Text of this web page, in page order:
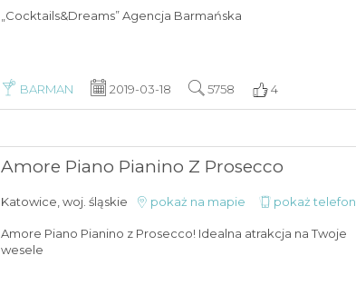
„Cocktails&Dreams” Agencja Barmańska
BARMAN 2019-03-18 5758 4
Amore Piano Pianino Z Prosecco
Katowice, woj. śląskie pokaż na mapie pokaż telefon
Amore Piano Pianino z Prosecco! Idealna atrakcja na Twoje
wesele